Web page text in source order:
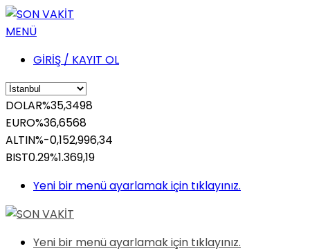
MENÜ
GİRİŞ / KAYIT OL
DOLAR%35,3498
EURO%36,6568
ALTIN%-0,152,996,34
BIST0.29%1.369,19
Yeni bir menü ayarlamak için tıklayınız.
Yeni bir menü ayarlamak için tıklayınız.